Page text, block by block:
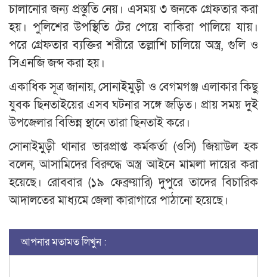
চালানোর জন্য প্রস্তুতি নেয়। এসময় ৩ জনকে গ্রেফতার করা
হয়। পুলিশের উপস্থিতি টের পেয়ে বাকিরা পালিয়ে যায়।
পরে গ্রেফতার ব্যক্তির শরীরে তল্লাশি চালিয়ে অস্ত্র, গুলি ও
সিএনজি জব্দ করা হয়।
একাধিক সূত্র জানায়, সোনাইমুড়ী ও বেগমগঞ্জ এলাকার কিছু
যুবক ছিনতাইয়ের এসব ঘটনার সঙ্গে জড়িত। প্রায় সময় দুই
উপজেলার বিভিন্ন স্থানে তারা ছিনতাই করে।
সোনাইমুড়ী থানার ভারপ্রাপ্ত কর্মকর্তা (ওসি) জিয়াউল হক
বলেন, আসামিদের বিরুদ্ধে অস্ত্র আইনে মামলা দায়ের করা
হয়েছে। রোববার (১৯ ফেব্রুয়ারি) দুপুরে তাদের বিচারিক
আদালতের মাধ্যমে জেলা কারাগারে পাঠানো হয়েছে।
আপনার মতামত লিখুন :